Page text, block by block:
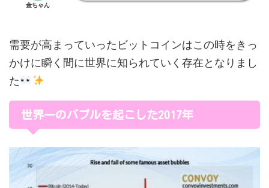
金ちゃん
需要が高まっていったビットコインはこの時をきっ
かけに瞬く間に世界に知られていく存在となりまし
た
世界一のバブルを起こした2017年